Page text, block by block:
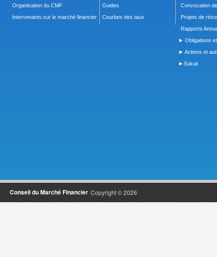
Organisation du CMF
Intervenants sur le marché financier
Guides
Courbes des taux
Convocation
Projets de
Rapports
► Obligations
► Actions et
►Sukuk
Copyright © 2026
Conseil du Marché Financier